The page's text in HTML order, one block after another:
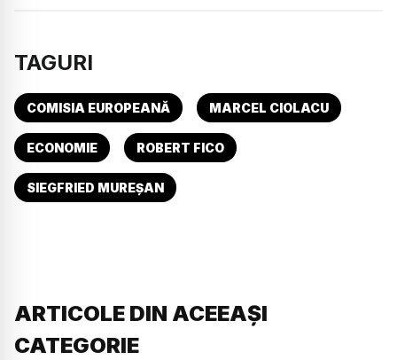
TAGURI
COMISIA EUROPEANĂ MARCEL CIOLACU
ECONOMIE ROBERT FICO
SIEGFRIED MUREȘAN
ARTICOLE DIN ACEEAȘI
CATEGORIE